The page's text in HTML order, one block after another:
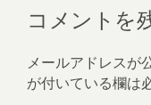
コメントを
メールアドレスが
が付いている欄は